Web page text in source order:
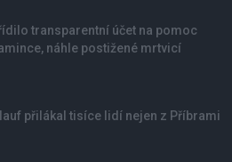
transparentní účet na pomoc
náhle postižené mrtvicí
přilákal tisíce lidí nejen z Příbrami